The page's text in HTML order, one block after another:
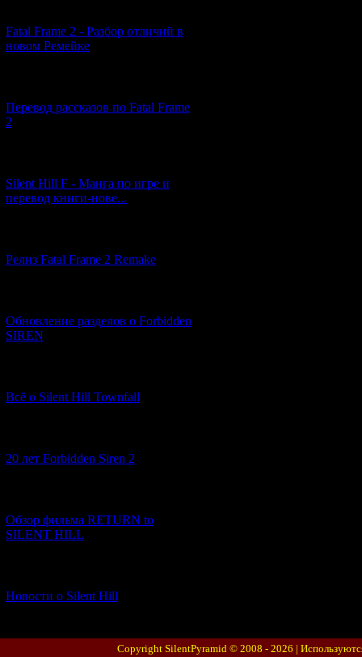
Fatal Frame 2 - Разбор отличий в
новом Ремейке
Перевод рассказов по Fatal Frame
2
Silent Hill F - Манга по игре и
перевод книги-нове...
Релиз Fatal Frame 2 Remake
Обновление разделов о Forbidden
SIREN
Всё о Silent Hill Townfall
20 лет Forbidden Siren 2
Обзор фильма RETURN to
SILENT HILL
Новости о Silent Hill
Copyright SilentPyramid © 2008 - 2026 |